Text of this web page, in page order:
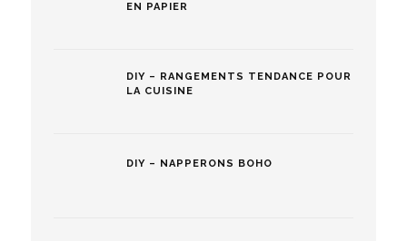
EN PAPIER
DIY – RANGEMENTS TENDANCE POUR
LA CUISINE
DIY – NAPPERONS BOHO